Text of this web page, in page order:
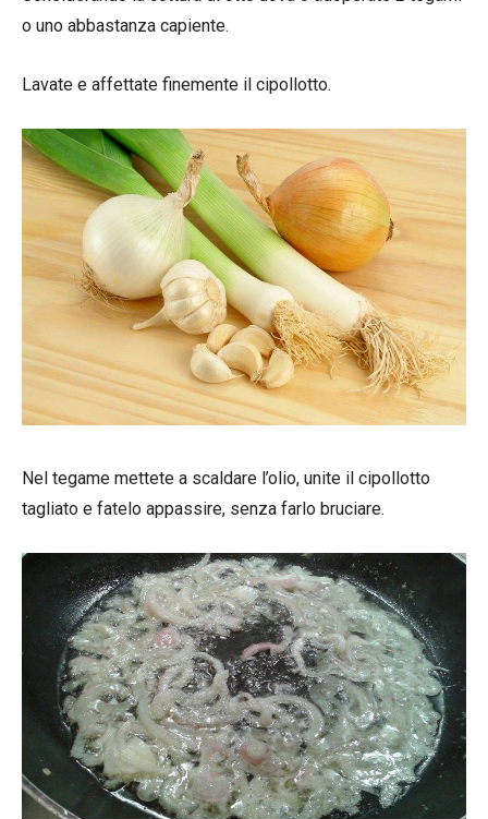
o uno abbastanza capiente.
Lavate e affettate finemente il cipollotto.
Nel tegame mettete a scaldare l’olio, unite il cipollotto
tagliato e fatelo appassire, senza farlo bruciare.